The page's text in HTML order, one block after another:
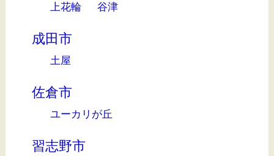
上花輪 谷津
成田市
土屋
佐倉市
ユーカリが丘
習志野市